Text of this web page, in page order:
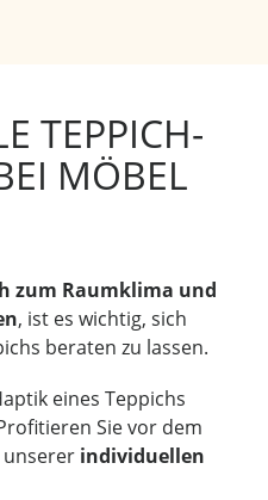
TEPPICH-
MÖBEL
zum Raumklima und
, ist es wichtig, sich
beraten zu lassen.
eines Teppichs
Sie vor dem
unserer individuellen